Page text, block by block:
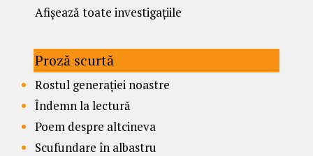
Afișează toate investigațiile
Proză scurtă
Rostul generației noastre
Îndemn la lectură
Poem despre altcineva
Scufundare în albastru